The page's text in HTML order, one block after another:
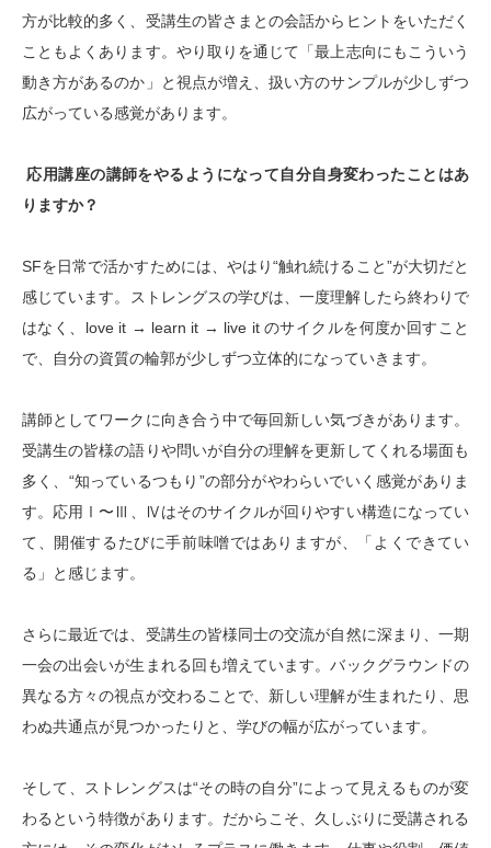
方が比較的多く、受講生の皆さまとの会話からヒントをいただく
こともよくあります。やり取りを通じて「最上志向にもこういう
動き方があるのか」と視点が増え、扱い方のサンプルが少しずつ
広がっている感覚があります。
応用講座の講師をやるようになって自分自身変わったことはあ
りますか？
SFを日常で活かすためには、やはり“触れ続けること”が大切だと
感じています。
ストレングスの学びは、一度理解したら終わりで
はなく、 love it → learn it → live itのサイクルを何度か回すこと
で、自分の資質の輪郭が少しずつ立体的になっていきます。
講師としてワークに向き合う中で毎回新しい気づきがあります。
受講生の皆様の語りや問いが自分の理解を更新してくれる場面も
多く、 “知っているつもり ”の部分がやわらいでいく感覚がありま
す。応用 Ⅰ 〜 Ⅲ Ⅳはそのサイクルが回りやすい構造になってい
て、開催するたびに手前味噌ではありますが、「よくできてい
る」と感じます。
さらに最近では、受講生の皆様同士の交流が自然に深まり、一期
一会の出会いが生まれる回も増えています。バックグラウンドの
異なる方々の視点が交わることで、新しい理解が生まれたり、思
わぬ共通点が見つかったりと、学びの幅が広がっています。
そして、ストレングスは“その時の自分”によって見えるものが変
わるという特徴があります。だからこそ、久しぶりに受講される